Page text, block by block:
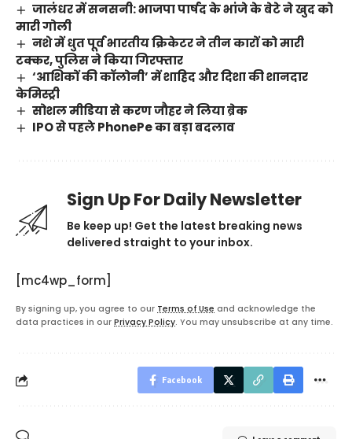
जालंधर में सनसनी: भाजपा पार्षद के भांजे के बेटे ने खुद को
मारी गोली
नशे में धुत पूर्व भारतीय क्रिकेटर ने तीन कारों को मारी
टक्कर, पुलिस ने किया गिरफ्तार
‘आशिकों की कॉलोनी’ में शाहिद और दिशा की शानदार
केमिस्ट्री
सोशल मीडिया से करण जौहर ने लिया ब्रेक
IPO से पहले PhonePe का बड़ा बदलाव
Sign Up For Daily Newsletter
Be keep up! Get the latest breaking news
delivered straight to your inbox.
[mc4wp_form]
By signing up, you agree to our Terms of Use and acknowledge the
data practices in our Privacy Policy. You may unsubscribe at any time.
Facebook